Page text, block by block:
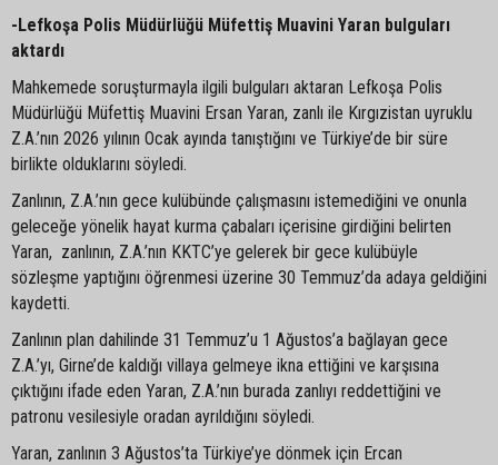
-Lefkoşa Polis Müdürlüğü Müfettiş Muavini Yaran bulguları
aktardı
Mahkemede soruşturmayla ilgili bulguları aktaran Lefkoşa Polis
Müdürlüğü Müfettiş Muavini Ersan Yaran, zanlı ile Kırgızistan uyruklu
Z.A.’nın 2026 yılının Ocak ayında tanıştığını ve Türkiye’de bir süre
birlikte olduklarını söyledi.
Zanlının, Z.A.’nın gece kulübünde çalışmasını istemediğini ve onunla
geleceğe yönelik hayat kurma çabaları içerisine girdiğini belirten
Yaran, zanlının, Z.A.’nın KKTC’ye gelerek bir gece kulübüyle
sözleşme yaptığını öğrenmesi üzerine 30 Temmuz’da adaya geldiğini
kaydetti.
Zanlının plan dahilinde 31 Temmuz’u 1 Ağustos’a bağlayan gece
Z.A.’yı, Girne’de kaldığı villaya gelmeye ikna ettiğini ve karşısına
çıktığını ifade eden Yaran, Z.A.’nın burada zanlıyı reddettiğini ve
patronu vesilesiyle oradan ayrıldığını söyledi.
Yaran, zanlının 3 Ağustos’ta Türkiye’ye dönmek için Ercan